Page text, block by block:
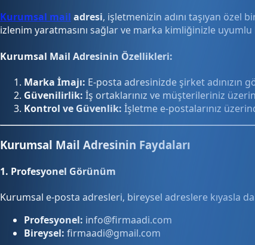
Kurumsal mail adresi, işletmenizin adını taşıyan
izlenim yaratmasını sağlar ve marka kimliğinizle
Kurumsal Mail Adresinin Özellikleri:
Marka İmajı: E-posta adresinizde şirket adınızın
Güvenilirlik: İş ortaklarınız ve müşterileriniz
Kontrol ve Güvenlik: İşletme e-postalarınız
Kurumsal Mail Adresinin Faydaları
1. Profesyonel Görünüm
Kurumsal e-posta adresleri, bireysel adreslere kıyasla
Profesyonel: info@firmaadi.com
Bireysel: firmaadi@gmail.com